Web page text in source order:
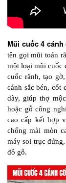
Mũi cuốc 4
tên gọi mũi toán
một loại mũi cuốc
cuốc rãnh, tạo
cánh sắc bén, cốt
dày, giúp thợ
hoặc gỗ công
cao cấp kết hợp
chống mài mòn
máy soi trục
đồ gỗ.